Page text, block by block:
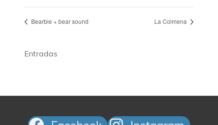
Bearbie + bear sound La Colmena
Entradas